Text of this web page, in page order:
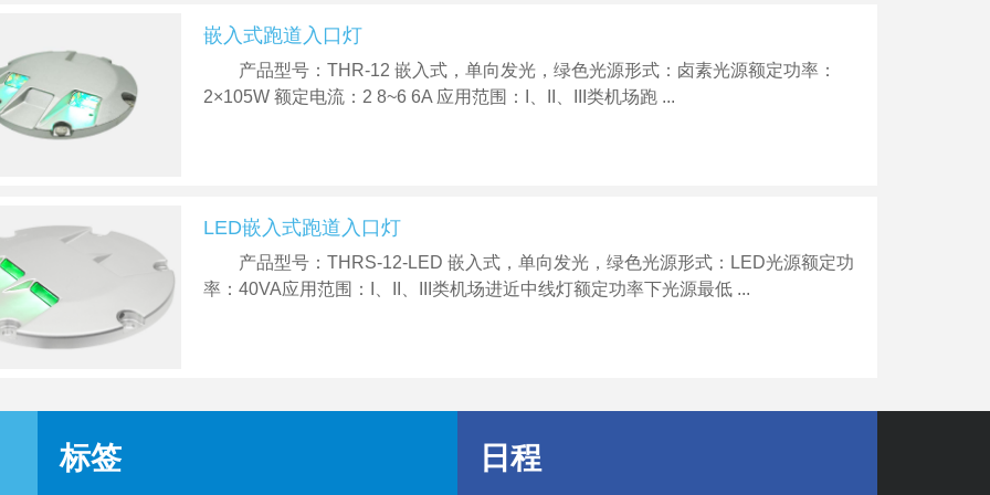
嵌入式跑道入口灯
产品型号：THR-12 嵌入式，单向发光，绿色光源形式：卤素光源额定功率：
2×105W 额定电流：2 8~6 6A 应用范围：I、II、III类机场跑 ...
LED嵌入式跑道入口灯
产品型号：THRS-12-LED 嵌入式，单向发光，绿色光源形式：LED光源额定功
率：40VA应用范围：I、II、III类机场进近中线灯额定功率下光源最低 ...
标签 日程